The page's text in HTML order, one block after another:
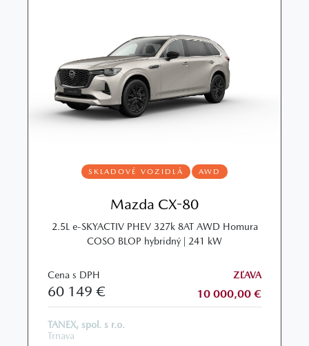
SKLADOVÉ VOZIDLÁ AWD
Mazda CX-80
2.5L e‑SKYACTIV PHEV 327k 8AT AWD Homura
COSO BLOP hybridný | 241 kW
Cena s DPH
60 149 €
ZĽAVA
10 000,00 €
TANEX, spol. s r.o.
Trnava